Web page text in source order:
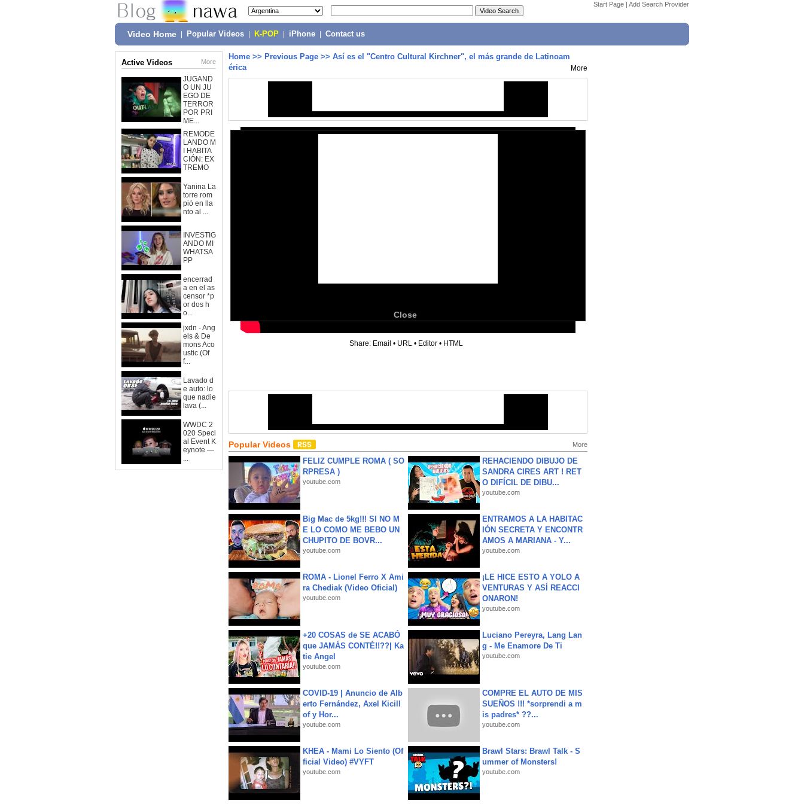
Start Page | Add Search Provider
Video Home Popular Videos K-POP iPhone Contact us
Active Videos More
JUGAND
O UN JU
EGO DE
TERROR
POR PRI
ME...
REMODE
LANDO M
I HABITA
CIÓN: EX
TREMO
Yanina La
torre rom
pió en lla
nto al ...
INVESTIG
ANDO MI
WHATSA
PP
encerrad
a en el as
censor *p
or dos h
o...
jxdn - Ang
els & De
mons Aco
ustic (Of
f...
Lavado d
e auto: lo
que nadie
lava (...
WWDC 2
020 Speci
al Event K
eynote —
...
Home >> Previous Page >> Así es el "Centro Cultural Kirchner", el más grande de Latinoam
érica
More
Close
Share: Email • URL • Editor • HTML
Popular Videos More
FELIZ CUMPLE ROMA ( SO
RPRESA )
youtube.com
REHACIENDO DIBUJO DE
SANDRA CIRES ART ! RET
O DIFÍCIL DE DIBU...
youtube.com
Big Mac de 5kg!!! SI NO M
E LO COMO ME BEBO UN
CHUPITO DE BOVR...
youtube.com
ENTRAMOS A LA HABITAC
IÓN SECRETA Y ENCONTR
AMOS A MARIANA - Y...
youtube.com
ROMA - Lionel Ferro X Ami
ra Chediak (Video Oficial)
youtube.com
¡LE HICE ESTO A YOLO A
VENTURAS Y ASÍ REACCI
ONARON!
youtube.com
+20 COSAS de SE ACABÓ
que JAMÁS CONTÉ!!??| Ka
tie Angel
youtube.com
Luciano Pereyra, Lang Lan
g - Me Enamore De Ti
youtube.com
COVID-19 | Anuncio de Alb
erto Fernández, Axel Kicill
of y Hor...
youtube.com
COMPRE EL AUTO DE MIS
SUEÑOS !!! *sorprendi a m
is padres* ??...
youtube.com
KHEA - Mami Lo Siento (Of
ficial Video) #VYFT
youtube.com
Brawl Stars: Brawl Talk - S
ummer of Monsters!
youtube.com